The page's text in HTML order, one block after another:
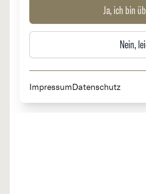
Ja, ich bin
Nein,
ImpressumDatenschutz
Côte de